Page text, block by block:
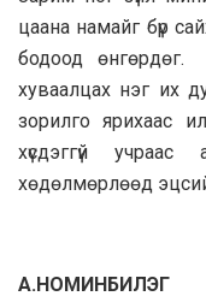
цаана намайг бүр
бодоод
хуваалцах нэг их
зорилго ярихаас
хүсдэггүй
хөдөлмөрлөөд эцсийн
А.НОМИНБИЛЭГ